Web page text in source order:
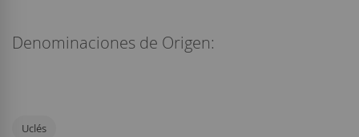
Denominaciones de Origen:
Uclés